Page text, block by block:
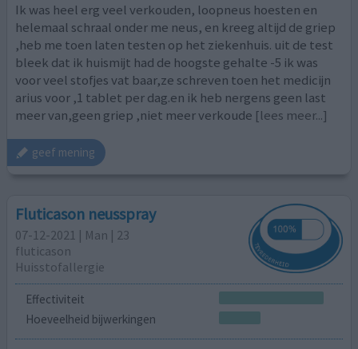
Ik was heel erg veel verkouden, loopneus hoesten en
helemaal schraal onder me neus, en kreeg altijd de griep
,heb me toen laten testen op het ziekenhuis. uit de test
bleek dat ik huismijt had de hoogste gehalte -5 ik was
voor veel stofjes vat baar,ze schreven toen het medicijn
arius voor ,1 tablet per dag.en ik heb nergens geen last
meer van,geen griep ,niet meer verkoude [lees meer...]
geef mening
Fluticason neusspray
07-12-2021 | Man | 23
fluticason
Huisstofallergie
Effectiviteit
Hoeveelheid bijwerkingen